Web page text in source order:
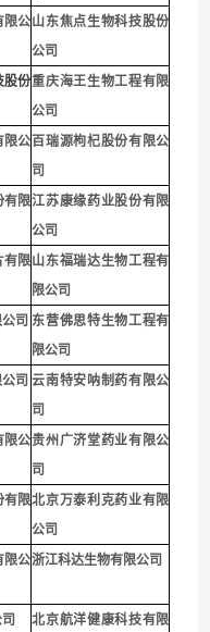
限公山东焦点生物科技股份
公司
股份重庆海王生物工程有限
公司
限公 百瑞源枸杞股份有限公
司
有限江苏康缘药业股份有限
公司
有限山东福瑞达生物工程有
限公司
司 东营佛思特生物工程有
限公司
司 云南特安呐制药有限公
司
限公贵州广济堂药业有限公
司
有限北京万泰利克药业有限
公司
限公浙江科达生物有限公司
北京航洋健康科技有限